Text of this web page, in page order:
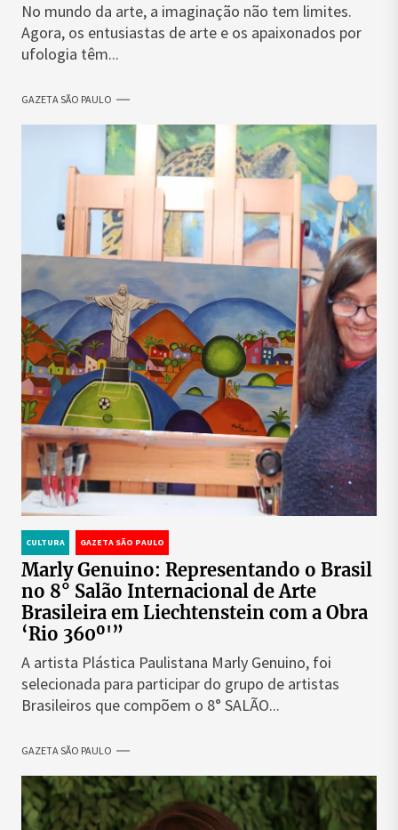
No mundo da arte, a imaginação não tem limites.
Agora, os entusiastas de arte e os apaixonados por
ufologia têm...
GAZETA SÃO PAULO
CULTURA GAZETA SÃO PAULO
Marly Genuino: Representando o Brasil
no 8° Salão Internacional de Arte
Brasileira em Liechtenstein com a Obra
‘Rio 360º'”
A artista Plástica Paulistana Marly Genuino, foi
selecionada para participar do grupo de artistas
Brasileiros que compõem o 8° SALÃO...
GAZETA SÃO PAULO